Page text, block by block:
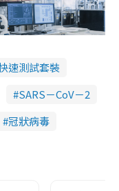
速測試套裝
SARS－CoV－2
冠狀病毒